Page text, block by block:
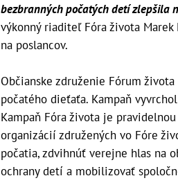
bezbranných počatých detí zlepšila
výkonný riaditeľ Fóra života
na poslancov.
Občianske združenie Fórum
počatého dieťaťa. Kampaň
Kampaň Fóra života je
organizácií združených vo Fóre
počatia, zdvihnúť verejne hlas na
ochrany detí a mobilizovať